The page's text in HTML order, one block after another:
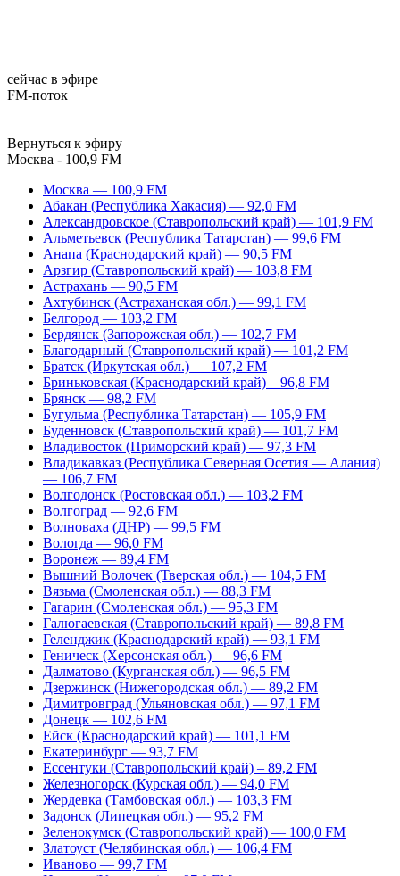
сейчас в эфире
FM-поток
Вернуться к эфиру
Москва - 100,9 FM
Москва — 100,9 FM
Абакан (Республика Хакасия) — 92,0 FM
Александровское (Ставропольский край) — 101,9 FM
Альметьевск (Республика Татарстан) — 99,6 FM
Анапа (Краснодарский край) — 90,5 FM
Арзгир (Ставропольский край) — 103,8 FM
Астрахань — 90,5 FM
Ахтубинск (Астраханская обл.) — 99,1 FM
Белгород — 103,2 FM
Бердянск (Запорожская обл.) — 102,7 FM
Благодарный (Ставропольский край) — 101,2 FM
Братск (Иркутская обл.) — 107,2 FM
Бриньковская (Краснодарский край) – 96,8 FM
Брянск — 98,2 FM
Бугульма (Республика Татарстан) — 105,9 FM
Буденновск (Ставропольский край) — 101,7 FM
Владивосток (Приморский край) — 97,3 FM
Владикавказ (Республика Северная Осетия — Алания)
— 106,7 FM
Волгодонск (Ростовская обл.) — 103,2 FM
Волгоград — 92,6 FM
Волноваха (ДНР) — 99,5 FM
Вологда — 96,0 FM
Воронеж — 89,4 FM
Вышний Волочек (Тверская обл.) — 104,5 FM
Вязьма (Смоленская обл.) — 88,3 FM
Гагарин (Смоленская обл.) — 95,3 FM
Галюгаевская (Ставропольский край) — 89,8 FM
Геленджик (Краснодарский край) — 93,1 FM
Геническ (Херсонская обл.) — 96,6 FM
Далматово (Курганская обл.) — 96,5 FM
Дзержинск (Нижегородская обл.) — 89,2 FM
Димитровград (Ульяновская обл.) — 97,1 FM
Донецк — 102,6 FM
Ейск (Краснодарский край) — 101,1 FM
Екатеринбург — 93,7 FM
Ессентуки (Ставропольский край) – 89,2 FM
Железногорск (Курская обл.) — 94,0 FM
Жердевка (Тамбовская обл.) — 103,3 FM
Задонск (Липецкая обл.) — 95,2 FM
Зеленокумск (Ставропольский край) — 100,0 FM
Златоуст (Челябинская обл.) — 106,4 FM
Иваново — 99,7 FM